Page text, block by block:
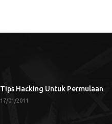
Tips Hacking Untuk Permulaan
17/01/2011